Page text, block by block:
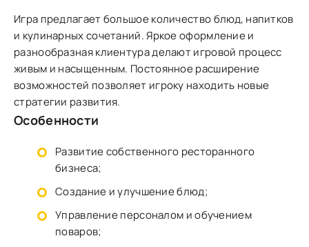
Игра предлагает большое количество блюд, напитков
и кулинарных сочетаний. Яркое оформление и
разнообразная клиентура делают игровой процесс
живым и насыщенным. Постоянное расширение
возможностей позволяет игроку находить новые
стратегии развития.
Особенности
Развитие собственного ресторанного
бизнеса;
Создание и улучшение блюд;
Управление персоналом и обучением
поваров;